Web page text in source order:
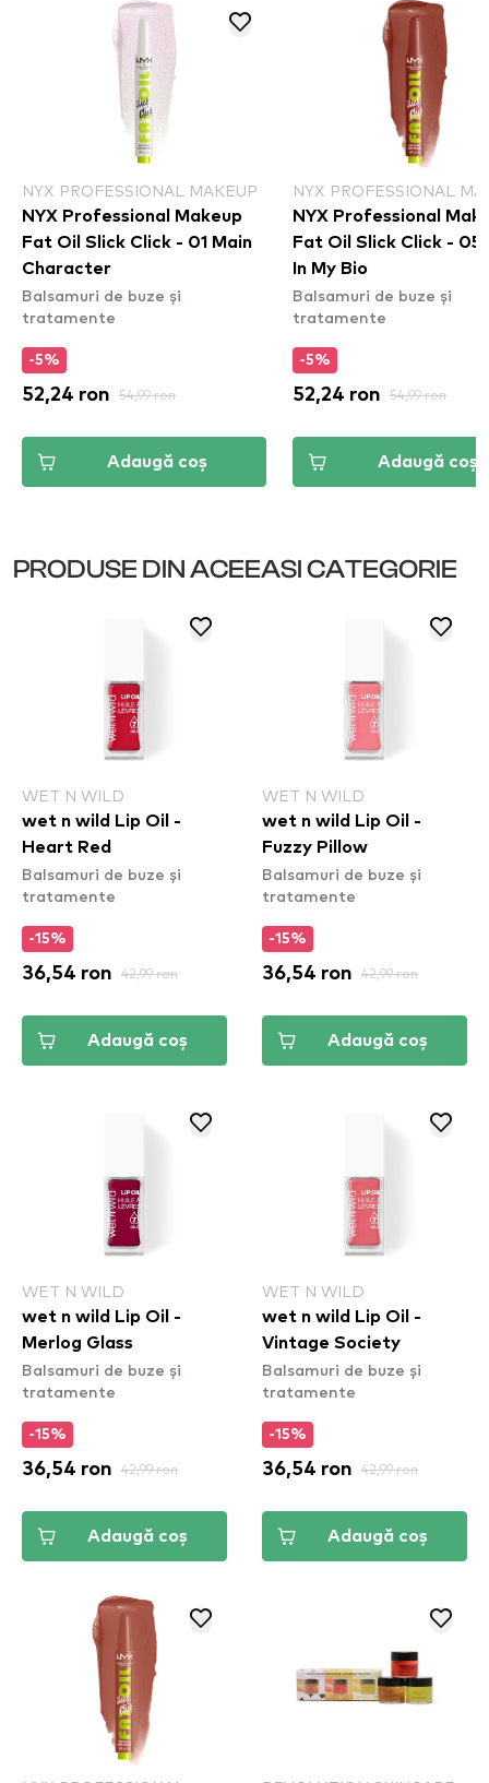
NYX PROFESSIONAL MAKEUP
NYX Professional Makeup
Fat Oil Slick Click - 01 Main
Character
Balsamuri de buze și
tratamente
-5%
52,24 ron 54,99 ron
Adaugă coș
NYX PROFESSIONAL
NYX Professional
Fat Oil Slick Click - 05
In My Bio
Balsamuri de buze și
tratamente
-5%
52,24 ron 54,99 ron
Adaugă coș
PRODUSE DIN ACEEASI CATEGORIE
WET N WILD
wet n wild Lip Oil -
Heart Red
Balsamuri de buze și
tratamente
-15%
36,54 ron 42,99 ron
Adaugă coș
WET N WILD
wet n wild Lip Oil -
Fuzzy Pillow
Balsamuri de buze și
tratamente
-15%
36,54 ron 42,99 ron
Adaugă coș
WET N WILD
wet n wild Lip Oil -
Merlog Glass
Balsamuri de buze și
tratamente
-15%
36,54 ron 42,99 ron
Adaugă coș
WET N WILD
wet n wild Lip Oil -
Vintage Society
Balsamuri de buze și
tratamente
-15%
36,54 ron 42,99 ron
Adaugă coș